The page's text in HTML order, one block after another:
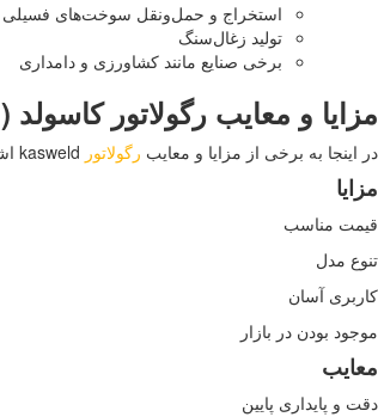
استخراج و حمل‌ونقل سوخت‌های فسیلی
تولید زغال‌سنگ
برخی صنایع مانند کشاورزی و دامداری
مزایا و معایب رگولاتور کاسولد (
در اینجا به برخی از مزایا و معایب رگولاتور
مزایا
قیمت مناسب
تنوع مدل
کاربری آسان
موجود بودن در بازار
معایب
دقت و پایداری پایین